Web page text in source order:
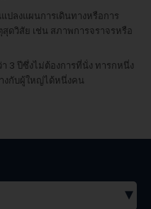
ปลงแผนการเดินทางหรือการ
ดวิสัย เช่น สภาพการจราจรหรือ
3 ปีซึ่งไม่ต้องการที่นั่ง ทารกหนึ่ง
งกับผู้ใหญ่ได้หนึ่งคน
▾